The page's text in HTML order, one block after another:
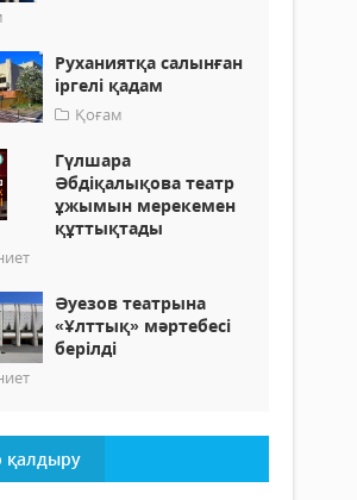
Руханиятқа салынған
іргелі қадам
Қоғам
Гүлшара
Әбдіқалықова театр
ұжымын мерекемен
құттықтады
Әуезов театрына
«Ұлттық» мәртебесі
берілді
қалдыру